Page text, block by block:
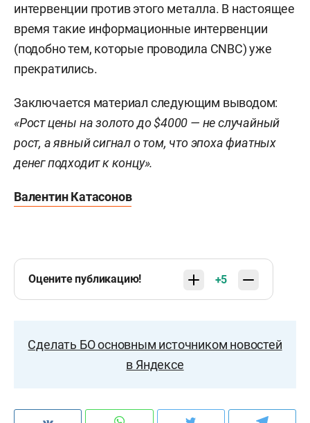
интервенции против этого металла. В настоящее
время такие информационные интервенции
(подобно тем, которые проводила CNBC) уже
прекратились.
Заключается материал следующим выводом:
«Рост цены на золото до $4000 — не случайный
рост, а явный сигнал о том, что эпоха фиатных
денег подходит к концу».
Валентин Катасонов
Оцените публикацию! +5
Сделать БО основным источником новостей
в Яндексе